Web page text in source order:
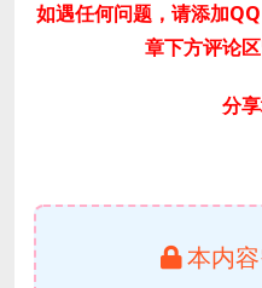
如遇任何问题，请添加
章下方评论
分
本内